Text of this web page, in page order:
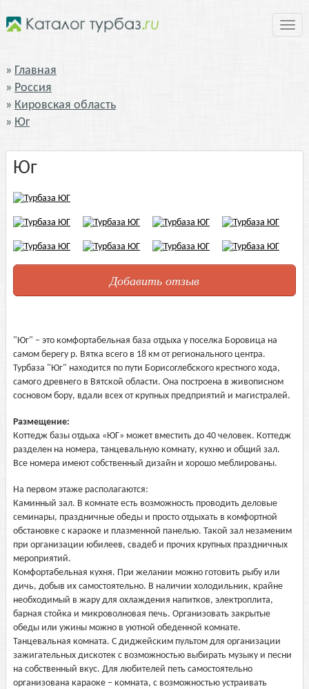
Главная
Россия
Кировская область
Юг
Юг
Добавить отзыв
"Юг" – это комфортабельная база отдыха у поселка Боровица на
самом берегу р. Вятка всего в 18 км от регионального центра.
Турбаза "Юг" находится по пути Борисоглебского крестного хода,
самого древнего в Вятской области. Она построена в живописном
сосновом бору, вдали всех от крупных предприятий и магистралей.
Размещение:
Коттедж базы отдыха «ЮГ» может вместить до 40 человек. Коттедж
разделен на номера, танцевальную комнату, кухню и общий зал.
Все номера имеют собственный дизайн и хорошо меблированы.
На первом этаже располагаются:
Каминный зал. В комнате есть возможность проводить деловые
семинары, праздничные обеды и просто отдыхать в комфортной
обстановке с караоке и плазменной панелью. Такой зал незаменим
при организации юбилеев, свадеб и прочих крупных праздничных
мероприятий.
Комфортабельная кухня. При желании можно готовить рыбу или
дичь, добыв их самостоятельно. В наличии холодильник, крайне
необходимый в жару для охлаждения напитков, электроплита,
барная стойка и микроволновая печь. Организовать закрытые
обеды или ужины можно в уютной обеденной комнате.
Танцевальная комната. С диджейским пультом для организации
зажигательных дискотек с возможностью выбирать музыку и песни
на собственный вкус. Для любителей петь самостоятельно
организована караоке – комната, с возможностью устраивать